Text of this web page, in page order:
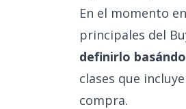
En el momento
principales del
definirlo
clases que
compra.